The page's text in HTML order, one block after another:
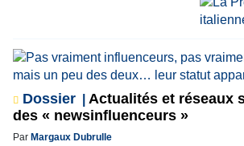
Dossier
Actualités et réseaux
des « newsinfluenceurs »
Par Margaux Dubrulle